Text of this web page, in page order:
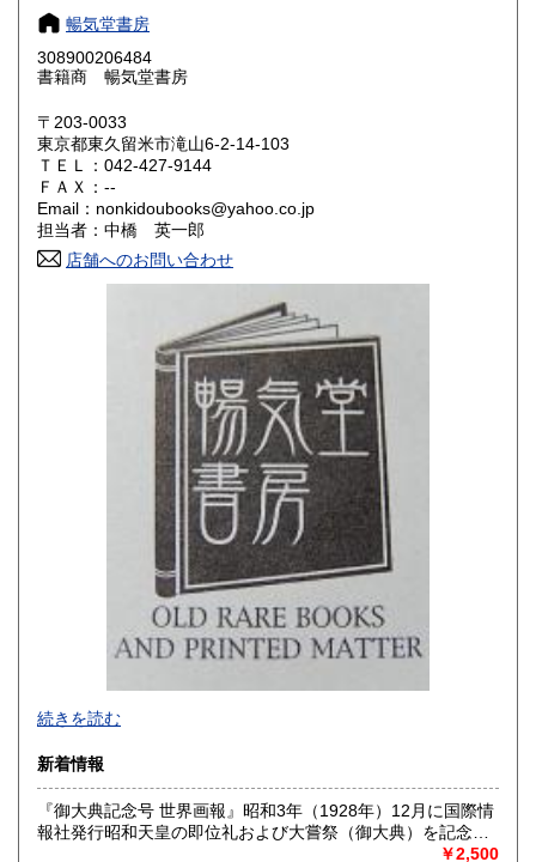
奈良県
鳥取県
岡山県
山口県 180円
香川県 180円 愛媛県
高知県
180円 長崎県
180円 大分県
180円 鹿児島県
180円
暢気堂書房
308900206484
書籍商 暢気堂書房
〒203-0033
東京都東久留米市滝山6-2-14-103
ＴＥＬ：042-427-9144
ＦＡＸ：--
Email：nonkidoubooks@yahoo.co.jp
担当者：中橋 英一郎
店舗へのお問い合わせ
最寄駅：花小金井
営業時間：10:00〜18:00
定休日：不定休
続きを読む
新着情報
『御大典記念号 世界画報』昭和3年（1928年）12月に国際情
報社発行昭和天皇の即位礼および大嘗祭（御大典）を記念す
るグラフ雑誌の臨時増刊号です。当時の儀式の様子や関連行
￥2,500